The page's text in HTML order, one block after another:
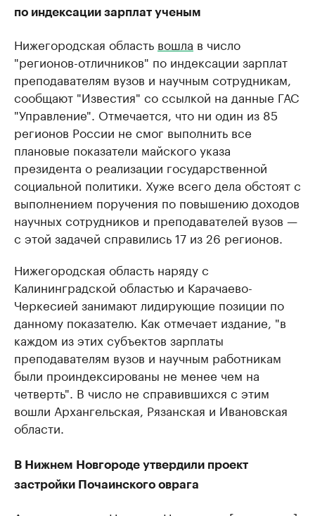
по индексации зарплат ученым
Нижегородская область вошла в число
"регионов-отличников" по индексации зарплат
преподавателям вузов и научным сотрудникам,
сообщают "Известия" со ссылкой на данные ​ГАС
"Управление". Отмечается, что ни один из 85
регионов России не смог выполнить все
плановые показатели майского указа
президента о реализации государственной
социальной политики. Хуже всего дела обстоят с
выполнением поручения по повышению доходов
научных сотрудников и преподавателей вузов —
с этой задачей справились 17 из 26 регионов.
Нижегородская область наряду с
Калининградской областью и Карачаево-
Черкесией занимают лидирующие позиции по
данному показателю. Как отмечает издание, "в
каждом из этих субъектов зарплаты
преподавателям вузов и научным работникам
были проиндексированы не менее чем на
четверть". В число не справившихся с этим
вошли Архангельская, Рязанская и Ивановская
области.
В Нижнем Новгороде утвердили проект
застройки Почаинского оврага